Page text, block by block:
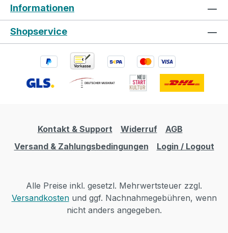
Informationen
Shopservice
Kontakt & Support Widerruf
AGB
Versand & Zahlungsbedingungen
Login / Logout
Alle Preise inkl. gesetzl. Mehrwertsteuer zzgl.
Versandkostenund ggf. Nachnahmegebühren, wenn
nicht anders angegeben.